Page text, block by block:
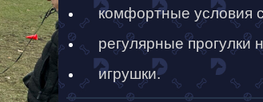
комфортные условия
регулярные прогулки
игрушки.